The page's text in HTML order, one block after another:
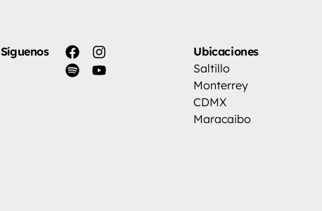
Síguenos
Ubicaciones
Saltillo
Monterrey
CDMX
Maracaibo